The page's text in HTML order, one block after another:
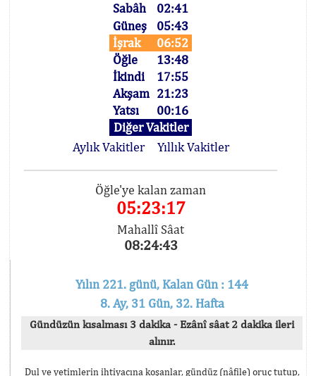
Sabâh
02:41
Güneş
05:43
İşrak
06:52
Öğle
13:48
İkindi
17:55
Akşam 21:23
Yatsı
00:16
Diğer Vakitler
Aylık Vakitler
Yıllık Vakitler
Öğle'ye kalan zaman
05:23:17
Mahallî Sâat
08:24:43
Yılın 221. günü, Kalan Gün : 144
8. Ay, 31 Gün, 32. Hafta
Gündüzün kısalması 3 dakika - Ezânî sâat 2 dakika ileri
alınır.
Dul ve yetimlerin ihtiyacına koşanlar, gündüz (nâfile) oruç tutup,